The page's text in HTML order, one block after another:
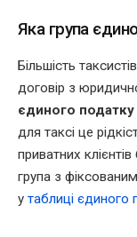
Яка група
Більшість
договір з
єдиного
для таксі це
приватних
група з
у таблиці єдиного